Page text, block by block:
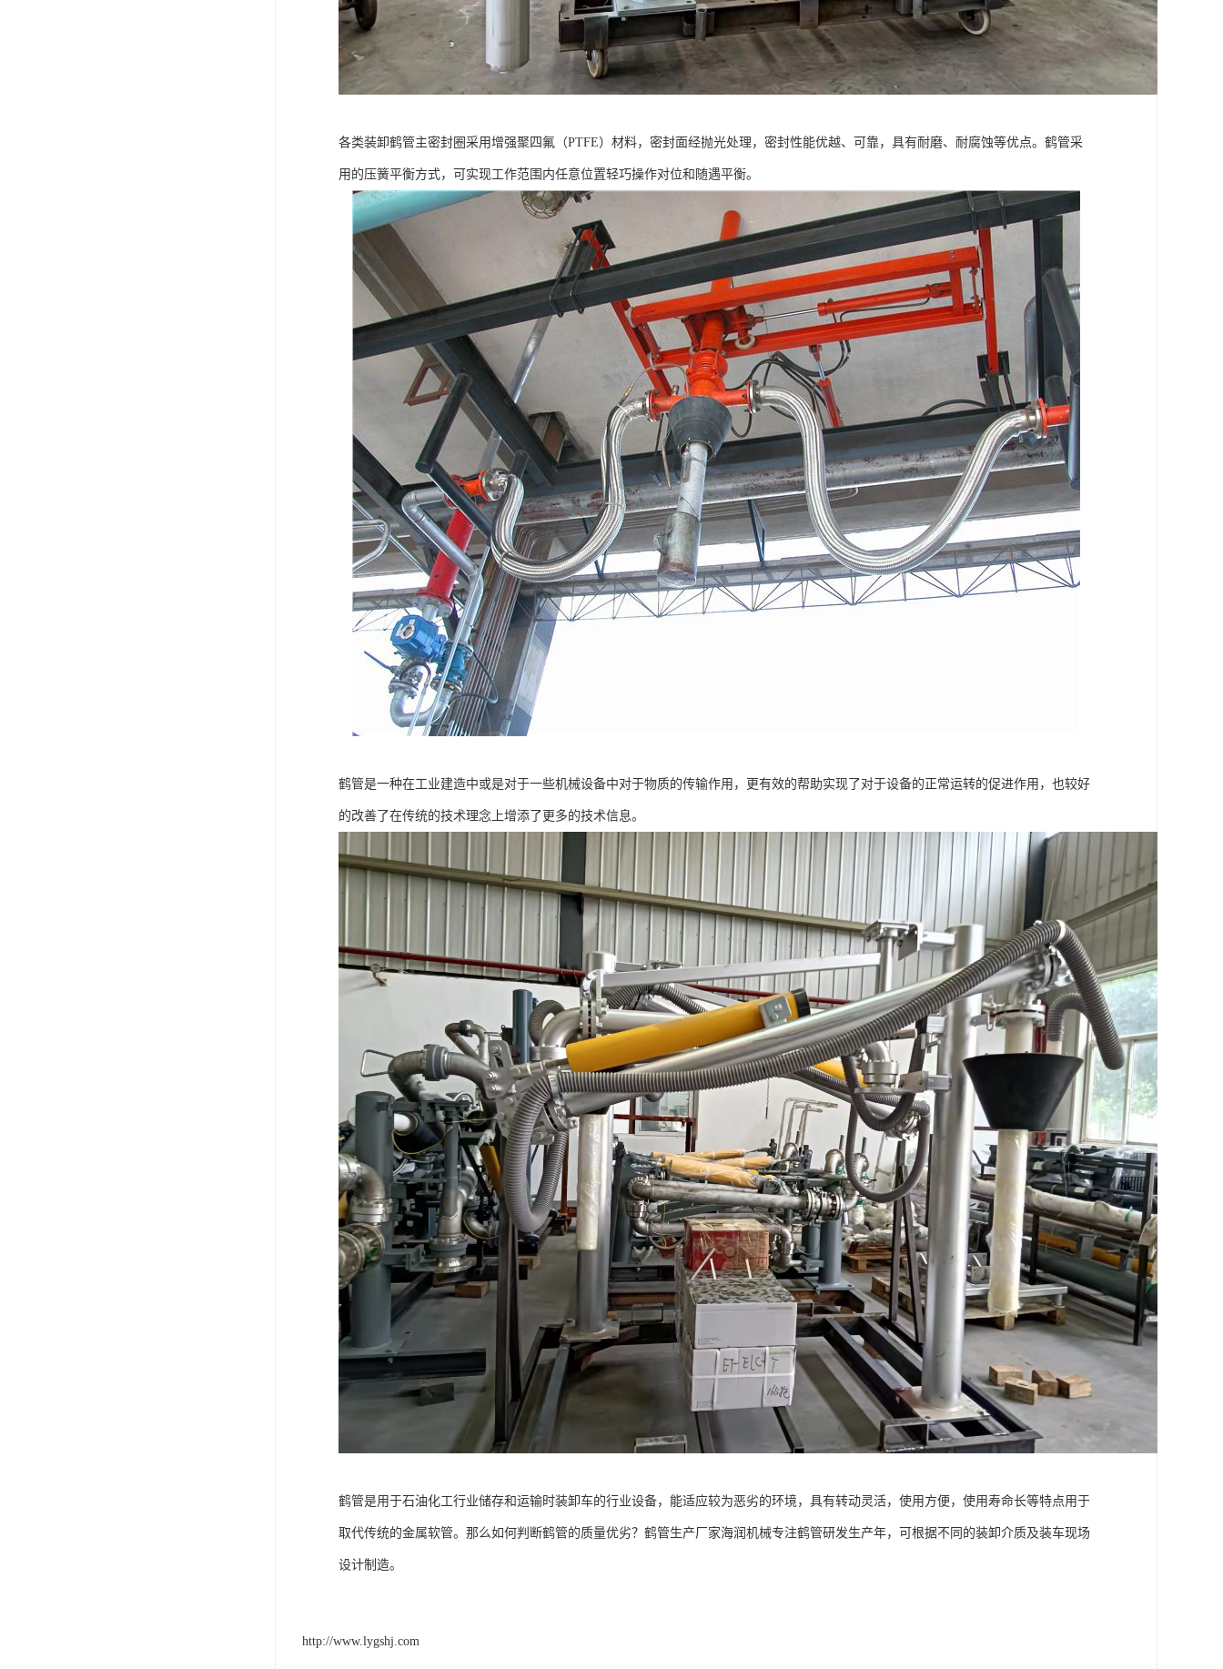
各类装卸鹤管主密封圈采用增强聚四氟（PTFE）材料，密封面经抛光处理，密封性能优越、可靠，具有耐磨、耐腐蚀等优点。鹤管采
用的压簧平衡方式，可实现工作范围内任意位置轻巧操作对位和随遇平衡。
鹤管是一种在工业建造中或是对于一些机械设备中对于物质的传输作用，更有效的帮助实现了对于设备的正常运转的促进作用，也较好
的改善了在传统的技术理念上增添了更多的技术信息。
鹤管是用于石油化工行业储存和运输时装卸车的行业设备，能适应较为恶劣的环境，具有转动灵活，使用方便，使用寿命长等特点用于
取代传统的金属软管。那么如何判断鹤管的质量优劣？鹤管生产厂家海润机械专注鹤管研发生产年，可根据不同的装卸介质及装车现场
设计制造。
http://www.lygshj.com